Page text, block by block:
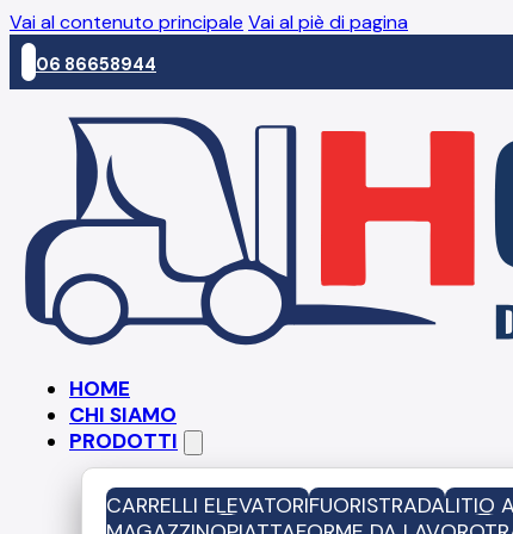
Vai al contenuto principale Vai al piè di pagina
06 86658944
HOME
CHI SIAMO
PRODOTTI
CARRELLI ELEVATORIFUORISTRADALITIO